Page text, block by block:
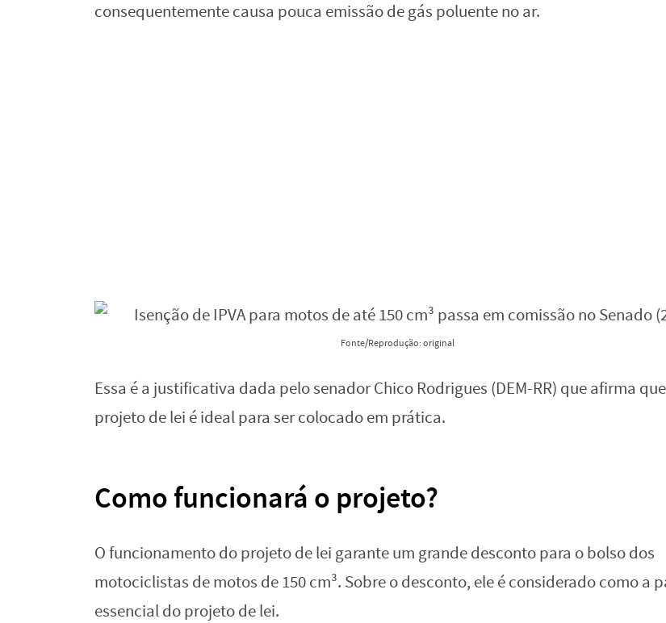
consequentemente causa pouca emissão de gás poluente no ar.
Fonte/Reprodução: original
Essa é a justificativa dada pelo senador Chico Rodrigues (DEM-RR) que afirma
projeto de lei é ideal para ser colocado em prática.
Como funcionará o projeto?
O funcionamento do projeto de lei garante um grande desconto para o bolso dos
motociclistas de motos de 150 cm³. Sobre o desconto, ele é considerado como a
essencial do projeto de lei.